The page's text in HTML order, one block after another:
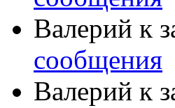
Валерий к
сообщения
Валерий к